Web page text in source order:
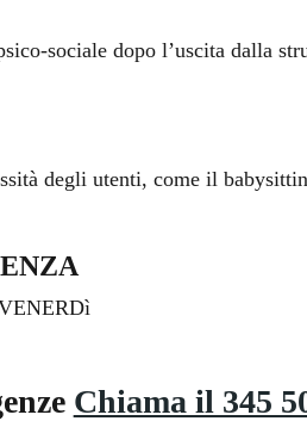
sociale dopo l’uscita dalla
degli utenti, come il
Chiama il 345